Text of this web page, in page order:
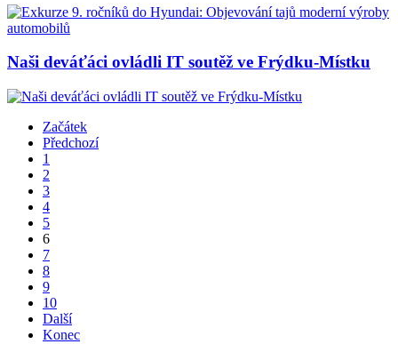
Naši deváťáci ovládli IT soutěž ve Frýdku-Místku
Začátek
Předchozí
1
2
3
4
5
6
7
8
9
10
Další
Konec